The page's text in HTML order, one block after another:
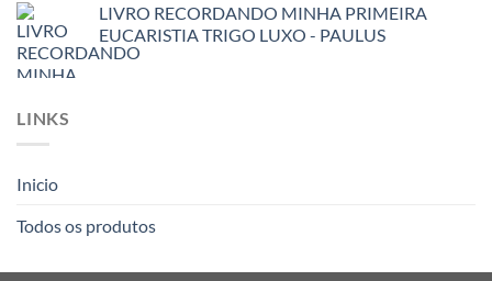
LIVRO RECORDANDO MINHA PRIMEIRA
EUCARISTIA TRIGO LUXO - PAULUS
LINKS
Inicio
Todos os produtos